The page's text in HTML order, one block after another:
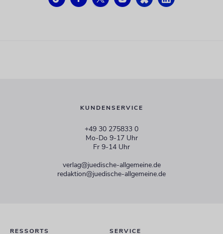
KUNDENSERVICE
+49 30 275833 0
Mo-Do 9-17 Uhr
Fr 9-14 Uhr
verlag@juedische-allgemeine.de
redaktion@juedische-allgemeine.de
RESSORTS SERVICE